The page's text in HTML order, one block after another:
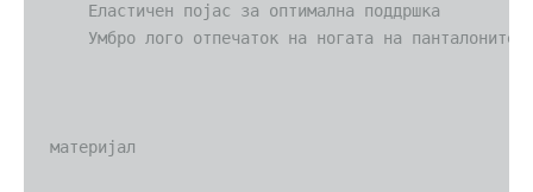
    Еластичен појас за оптимална поддршка
    Умбро лого отпечаток на ногата на панталоните
материјал